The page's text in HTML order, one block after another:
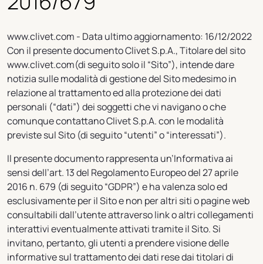
www.clivet.com - Data ultimo aggiornamento: 16/12/2022
Con il presente documento Clivet S.p.A., Titolare del sito
www.clivet.com(di seguito solo il “Sito”), intende dare
notizia sulle modalità di gestione del Sito medesimo in
relazione al trattamento ed alla protezione dei dati
personali (“dati”) dei soggetti che vi navigano o che
comunque contattano Clivet S.p.A. con le modalità
previste sul Sito (di seguito “utenti” o “interessati”).
Il presente documento rappresenta un’Informativa ai
sensi dell’art. 13 del Regolamento Europeo del 27 aprile
2016 n. 679 (di seguito “GDPR”) e ha valenza solo ed
esclusivamente per il Sito e non per altri siti o pagine web
consultabili dall’utente attraverso link o altri collegamenti
interattivi eventualmente attivati tramite il Sito. Si
invitano, pertanto, gli utenti a prendere visione delle
informative sul trattamento dei dati rese dai titolari di